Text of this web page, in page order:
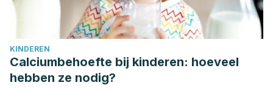
KINDEREN
Calciumbehoefte bij kinderen: hoeveel
hebben ze nodig?